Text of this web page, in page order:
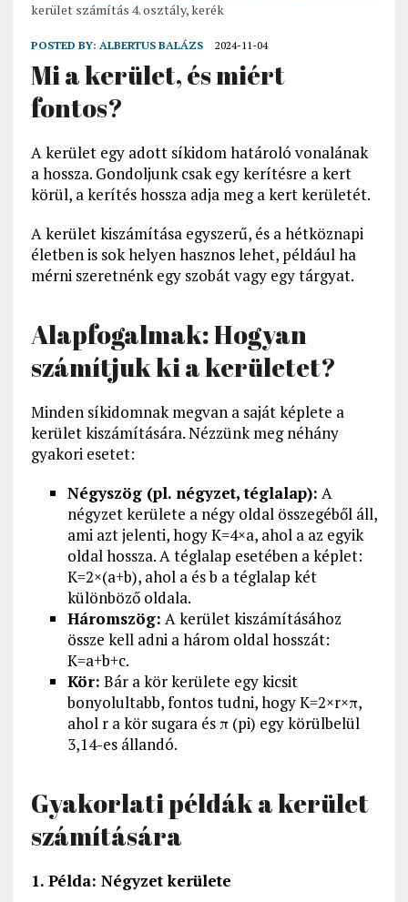
kerület számítás 4. osztály, kerék
POSTED BY: ALBERTUS BALÁZS 2024-11-04
Mi a kerület, és miért
fontos?
A kerület egy adott síkidom határoló vonalának
a hossza. Gondoljunk csak egy kerítésre a kert
körül, a kerítés hossza adja meg a kert kerületét.
A kerület kiszámítása egyszerű, és a hétköznapi
életben is sok helyen hasznos lehet, például ha
mérni szeretnénk egy szobát vagy egy tárgyat.
Alapfogalmak: Hogyan
számítjuk ki a kerületet?
Minden síkidomnak megvan a saját képlete a
kerület kiszámítására. Nézzünk meg néhány
gyakori esetet:
Négyszög (pl. négyzet, téglalap): A
négyzet kerülete a négy oldal összegéből áll,
ami azt jelenti, hogy K=4×a, ahol a az egyik
oldal hossza. A téglalap esetében a képlet:
K=2×(a+b), ahol a és b a téglalap két
különböző oldala.
Háromszög: A kerület kiszámításához
össze kell adni a három oldal hosszát:
K=a+b+c.
Kör: Bár a kör kerülete egy kicsit
bonyolultabb, fontos tudni, hogy K=2×r×π,
ahol r a kör sugara és π (pi) egy körülbelül
3,14-es állandó.
Gyakorlati példák a kerület
számítására
1. Példa: Négyzet kerülete